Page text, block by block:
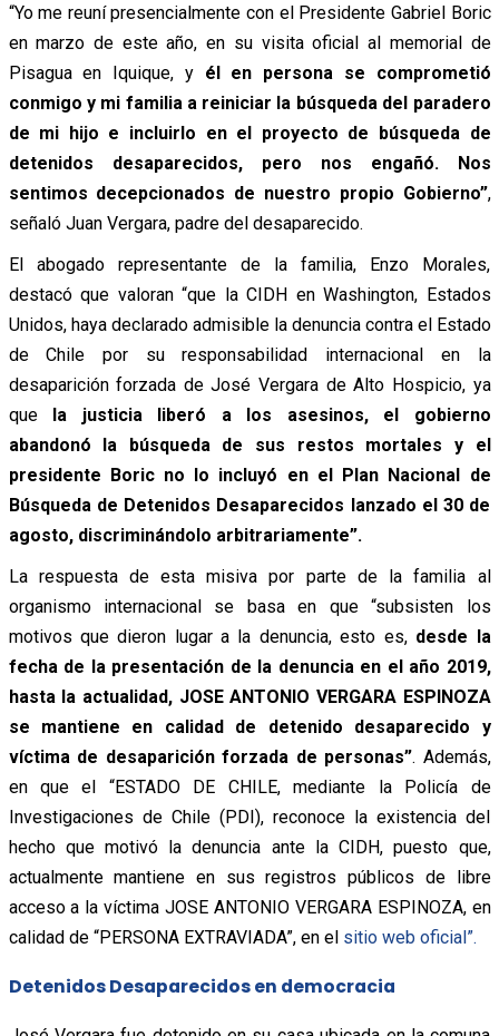
“Yo me reuní presencialmente con el Presidente Gabriel Boric
en marzo de este año, en su visita oficial al memorial de
Pisagua en Iquique, y él en persona se comprometió
conmigo y mi familia a reiniciar la búsqueda del paradero
de mi hijo e incluirlo en el proyecto de búsqueda de
detenidos desaparecidos, pero nos engañó. Nos
sentimos decepcionados de nuestro propio Gobierno”,
señaló Juan Vergara, padre del desaparecido.
El abogado representante de la familia, Enzo Morales,
destacó que valoran “que la CIDH en Washington, Estados
Unidos, haya declarado admisible la denuncia contra el Estado
de Chile por su responsabilidad internacional en la
desaparición forzada de José Vergara de Alto Hospicio, ya
que la justicia liberó a los asesinos, el gobierno
abandonó la búsqueda de sus restos mortales y el
presidente Boric no lo incluyó en el Plan Nacional de
Búsqueda de Detenidos Desaparecidos lanzado el 30 de
agosto, discriminándolo arbitrariamente”.
La respuesta de esta misiva por parte de la familia al
organismo internacional se basa en que “subsisten los
motivos que dieron lugar a la denuncia, esto es, desde la
fecha de la presentación de la denuncia en el año 2019,
hasta la actualidad, JOSE ANTONIO VERGARA ESPINOZA
se mantiene en calidad de detenido desaparecido y
víctima de desaparición forzada de personas”. Además,
en que el “ESTADO DE CHILE, mediante la Policía de
Investigaciones de Chile (PDI), reconoce la existencia del
hecho que motivó la denuncia ante la CIDH, puesto que,
actualmente mantiene en sus registros públicos de libre
acceso a la víctima JOSE ANTONIO VERGARA ESPINOZA, en
calidad de “PERSONA EXTRAVIADA”, en el sitio web oficial”.
Detenidos Desaparecidos en democracia